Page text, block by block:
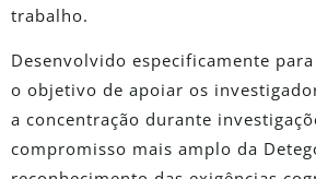
trabalho.
Desenvolvido especificamente
o objetivo de apoiar os
a concentração durante
compromisso mais amplo da